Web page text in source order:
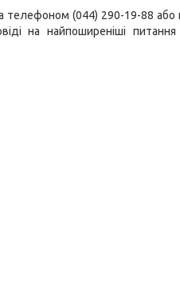
(044) 290-19-88 або
на найпоширеніші